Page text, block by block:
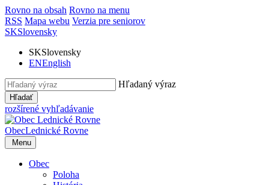
Rovno na obsah Rovno na menu
RSS Mapa webu Verzia pre seniorov
SKSlovensky
SKSlovensky
ENEnglish
Hľadaný výraz
Hľadať
rozšírené vyhľadávanie
ObecLednické Rovne
Menu
Obec
Poloha